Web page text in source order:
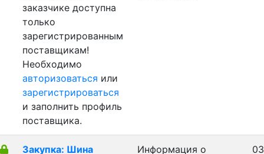
заказчике доступна
только
зарегистрированным
поставщикам!
Необходимо
авторизоваться или
зарегистрироваться
и заполнить профиль
поставщика.
Закупка: Шина
Информация о